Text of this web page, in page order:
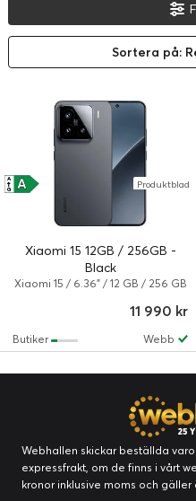
Sortera på:
Xiaomi 15 12GB / 256GB -
Black
Xiaomi 15 / 6.36" / 12 GB / 256 GB
A
A
↑
G Produktblad
11 990 kr
Webb
Butiker
Webhallen skickar beställda
expressfrakt, om de finns i vårt
kronor inklusive moms och gäller